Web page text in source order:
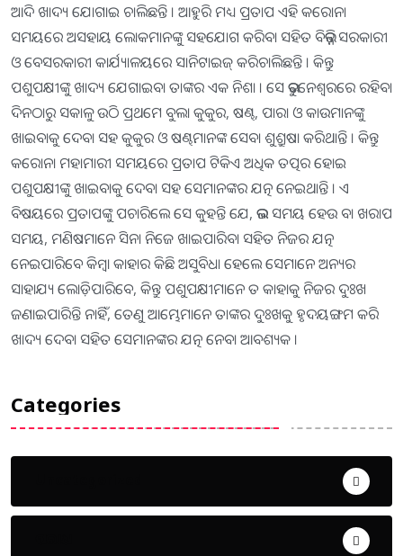
ଆଦି ଖାଦ୍ୟ ଯୋଗାଇ ଚାଲିଛନ୍ତି । ଆହୁରି ମଧ୍ୟ ପ୍ରତାପ ଏହି କରୋନା
ସମୟରେ ଅସହାୟ ଲୋକମାନଙ୍କୁ ସହଯୋଗ କରିବା ସହିତ ବିଭିନ୍ନ ସରକାରୀ
ଓ ବେସରକାରୀ କାର୍ଯ୍ୟାଳୟରେ ସାନିଟାଇଜ୍ କରିଚାଲିଛନ୍ତି । କିନ୍ତୁ
ପଶୁପକ୍ଷୀଙ୍କୁ ଖାଦ୍ୟ ଯେଗାଇବା ତାଙ୍କର ଏକ ନିଶା । ସେ ଭୁବନେଶ୍ୱରରେ ରହିବା
ଦିନଠାରୁ ସକାଳୁ ଉଠି ପ୍ରଥମେ ବୁଲା କୁକୁର, ଷଣ୍ଢ, ପାରା ଓ କାଉମାନଙ୍କୁ
ଖାଇବାକୁ ଦେବା ସହ କୁକୁର ଓ ଷଣ୍ଢମାନଙ୍କ ସେବା ଶୁଶ୍ରୁଷା କରିଥାନ୍ତି । କିନ୍ତୁ
କରୋନା ମହାମାରୀ ସମୟରେ ପ୍ରତାପ ଟିକିଏ ଅଧିକ ତତ୍ପର ହୋଇ
ପଶୁପକ୍ଷୀଙ୍କୁ ଖାଇବାକୁ ଦେବା ସହ ସେମାନଙ୍କର ଯତ୍ନ ନେଇଥାନ୍ତି । ଏ
ବିଷୟରେ ପ୍ରତାପଙ୍କୁ ପଚାରିଲେ ସେ କୁହନ୍ତି ଯେ, ଭଲ ସମୟ ହେଉ ବା ଖରାପ
ସମୟ, ମଣିଷମାନେ ସିନା ନିଜେ ଖାଇପାରିବା ସହିତ ନିଜର ଯତ୍ନ
ନେଇପାରିବେ କିମ୍ବା କାହାର କିଛି ଅସୁବିଧା ହେଲେ ସେମାନେ ଅନ୍ୟର
ସାହାଯ୍ୟ ଲୋଡ଼ିପାରିବେ, କିନ୍ତୁ ପଶୁପକ୍ଷୀମାନେ ତ କାହାକୁ ନିଜର ଦୁଃଖ
ଜଣାଇପାରିନ୍ତି ନାହିଁ, ତେଣୁ ଆମ୍ଭେମାନେ ତାଙ୍କର ଦୁଃଖକୁ ହୃଦୟଙ୍ଗମ କରି
ଖାଦ୍ୟ ଦେବା ସହିତ ସେମାନଙ୍କର ଯତ୍ନ ନେବା ଆବଶ୍ୟକ ।
Categories